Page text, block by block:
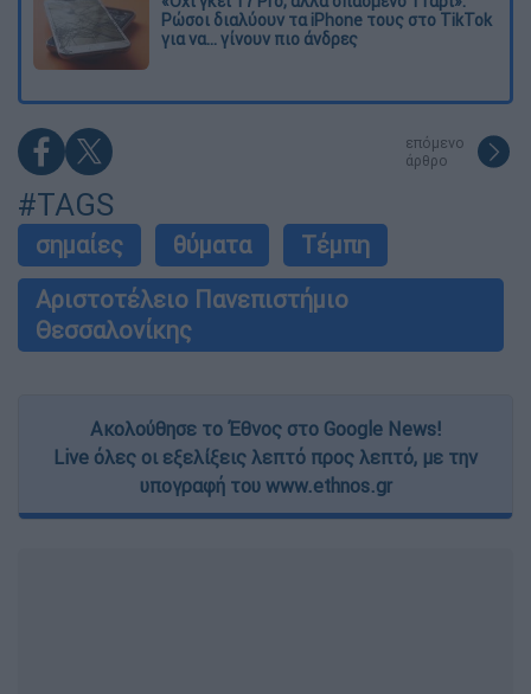
Ρώσοι διαλύουν τα iPhone τους στο TikTok
για να... γίνουν πιο άνδρες
επόμενο
άρθρο
#TAGS
σημαίες θύματα
Τέμπη
Αριστοτέλειο Πανεπιστήμιο
Θεσσαλονίκης
Ακολούθησε το Έθνος στο Google News!
Live όλες οι εξελίξεις λεπτό προς λεπτό, με την
υπογραφή του www.ethnos.gr